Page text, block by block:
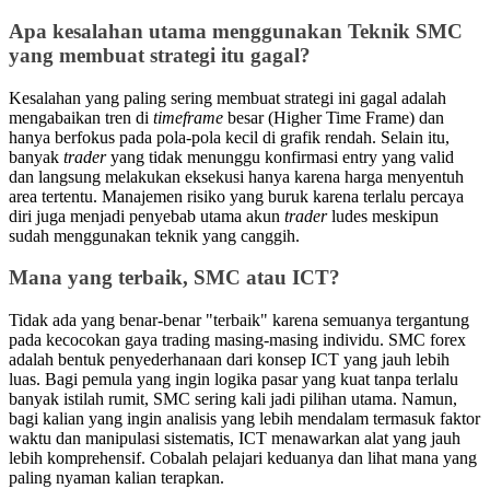
Apa kesalahan utama menggunakan Teknik SMC
yang membuat strategi itu gagal?
Kesalahan yang paling sering membuat strategi ini gagal adalah
mengabaikan tren di timeframe besar (Higher Time Frame) dan
hanya berfokus pada pola-pola kecil di grafik rendah. Selain itu,
banyak trader yang tidak menunggu konfirmasi entry yang valid
dan langsung melakukan eksekusi hanya karena harga menyentuh
area tertentu. Manajemen risiko yang buruk karena terlalu percaya
diri juga menjadi penyebab utama akun trader ludes meskipun
sudah menggunakan teknik yang canggih.
Mana yang terbaik, SMC atau ICT?
Tidak ada yang benar-benar "terbaik" karena semuanya tergantung
pada kecocokan gaya trading masing-masing individu. SMC forex
adalah bentuk penyederhanaan dari konsep ICT yang jauh lebih
luas. Bagi pemula yang ingin logika pasar yang kuat tanpa terlalu
banyak istilah rumit, SMC sering kali jadi pilihan utama. Namun,
bagi kalian yang ingin analisis yang lebih mendalam termasuk faktor
waktu dan manipulasi sistematis, ICT menawarkan alat yang jauh
lebih komprehensif. Cobalah pelajari keduanya dan lihat mana yang
paling nyaman kalian terapkan.